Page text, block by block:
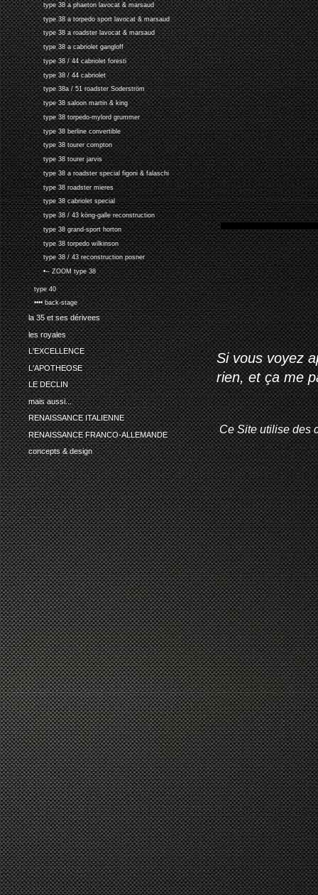
type 38 a phaeton lavocat & marsaud
type 38 a torpedo sport lavocat & marsaud
type 38 a roadster lavocat & marsaud
type 38 a cabriolet gangloff
type 38 / 44 cabriolet foresti
type 38 / 44 cabriolet
type 38a / 51 roadster Soderström
type 38 saloon martin & king
type 38 torpedo-mylord grummer
type 38 berline convertible
type 38 tourer compton
type 38 tourer jarvis
type 38 a roadster special figoni & falaschi
type 38 roadster mieres
type 38 cabriolet special
type 38 / 43 köng-galle reconstruction
type 38 grand-sport horton
type 38 torpedo wilkinson
type 38 / 43 reconstruction posner
•-- ZOOM type 38
type 40
•••• back-stage
la 35 et ses dérivees
les royales
L'EXCELLENCE
L'APOTHEOSE
LE DECLIN
mais aussi...
RENAISSANCE ITALIENNE
RENAISSANCE FRANCO-ALLEMANDE
concepts & design
Si vous voyez
rien, et ça me
Ce Site utilise des